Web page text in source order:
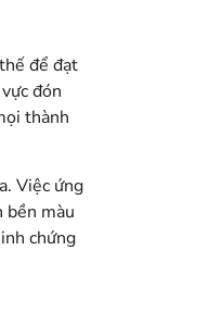
để đạt
đón
thành
Việc ứng
bền màu
chứng